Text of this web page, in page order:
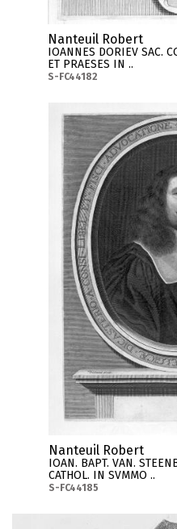
Nanteuil Robert
IOANNES DORIEV SAC.
ET PRAESES IN ..
S-FC44182
Nanteuil Robert
IOAN. BAPT. VAN.
CATHOL. IN SVMMO ..
S-FC44185